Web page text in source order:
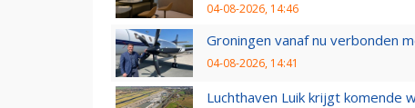
04-08-2026, 14:46
Groningen vanaf nu verbonden
04-08-2026, 14:41
Luchthaven Luik krijgt komende